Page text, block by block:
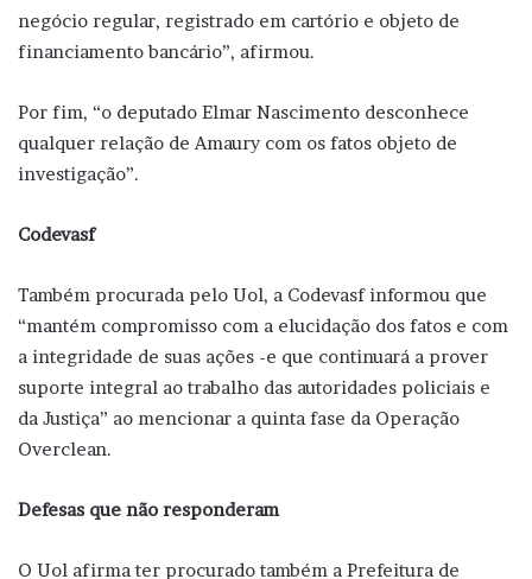
negócio regular, registrado em cartório e objeto de
financiamento bancário”, afirmou.
Por fim, “o deputado Elmar Nascimento desconhece
qualquer relação de Amaury com os fatos objeto de
investigação”.
Codevasf
Também procurada pelo Uol, a Codevasf informou que
“mantém compromisso com a elucidação dos fatos e com
a integridade de suas ações -e que continuará a prover
suporte integral ao trabalho das autoridades policiais e
da Justiça” ao mencionar a quinta fase da Operação
Overclean.
Defesas que não responderam
O Uol afirma ter procurado também a Prefeitura de